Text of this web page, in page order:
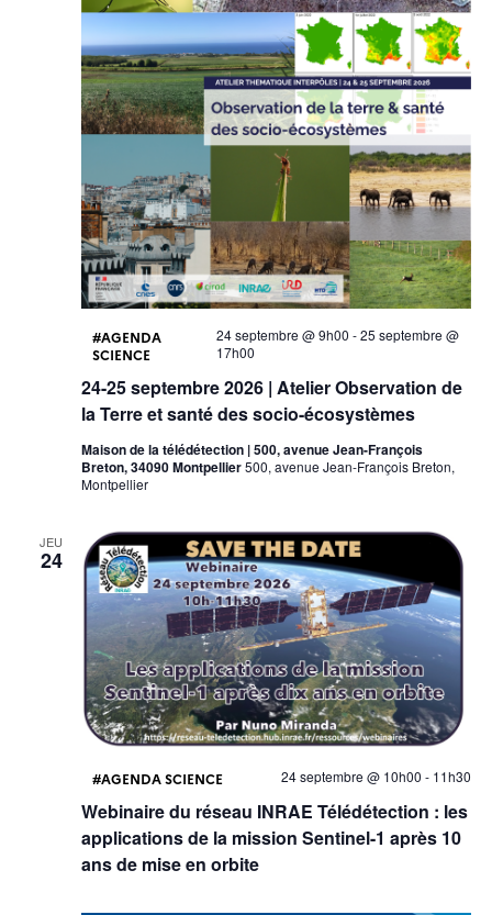
AGENDA
SCIENCE
24 septembre @ 9h00 -25 septembre @
17h00
24-25 septembre 2026 | Atelier Observation de
la Terre et santé des socio-écosystèmes
Maison de la télédétection | 500, avenue Jean-François
Breton, 34090 Montpellier500, avenue Jean-François Breton,
Montpellier
JEU
24
AGENDA SCIENCE 24 septembre @ 10h00 - 11h30
Webinaire du réseau INRAE Télédétection : les
applications de la mission Sentinel-1 après 10
ans de mise en orbite